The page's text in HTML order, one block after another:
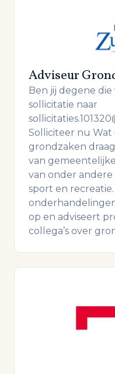
Adviseur
Ben jij degene
sollicitatie naar
Solliciteer nu Wat
grondzaken
van
van onder
sport en
op en adviseert
collega’s over